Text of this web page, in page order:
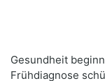
Gesundheit
Frühdiagnose